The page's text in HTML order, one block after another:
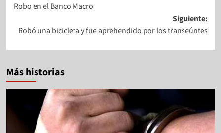
Robo en el Banco Macro
Siguiente:
Robó una bicicleta y fue aprehendido por los transeúntes
Más historias